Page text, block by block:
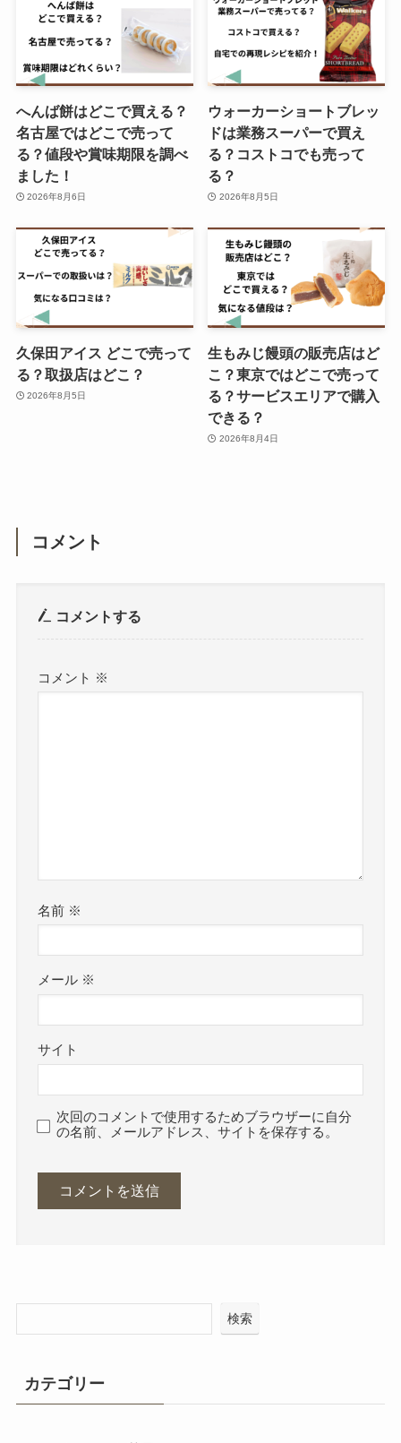
へんば餅はどこで買える？
名古屋ではどこで売って
る？値段や賞味期限を調べ
ました！
2026年8月6日
ウォーカーショートブレッ
ドは業務スーパーで買え
る？コストコでも売って
る？
2026年8月5日
久保田アイス どこで売って
る？取扱店はどこ？
2026年8月5日
生もみじ饅頭の販売店はど
こ？東京ではどこで売って
る？サービスエリアで購入
できる？
2026年8月4日
コメント
コメントする
コメント ※
名前 ※
メール ※
サイト
次回のコメントで使用するためブラウザーに自分
の名前、メールアドレス、サイトを保存する。
検索
カテゴリー